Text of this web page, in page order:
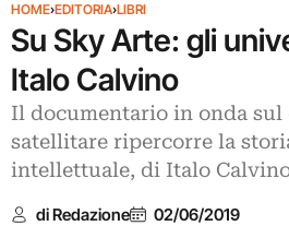
HOME›EDITORIA›LIBRI
Su Sky Arte: gli
Italo Calvino
Il documentario in onda sul
satellitare ripercorre la
intellettuale, di Italo
di Redazione 02/06/2019